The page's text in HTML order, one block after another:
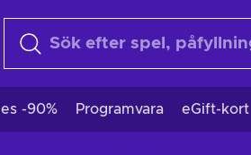
-90% Programvara eGift-kort